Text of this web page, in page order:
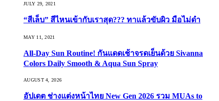
JULY 29, 2021
“สีเล็บ” สีไหนเข้ากับเราสุด??? ทาแล้วขับผิว มือไม่ดำ
MAY 11, 2021
All-Day Sun Routine! กันแดดเช้าจรดเย็นด้วย Sivanna
Colors Daily Smooth & Aqua Sun Spray
AUGUST 4, 2026
อัปเดต ช่างแต่งหน้าไทย New Gen 2026 รวม MUAs to